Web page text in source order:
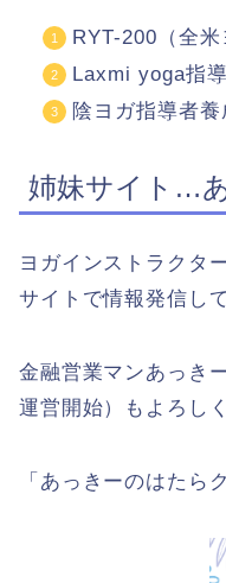
RYT-200（全米
Laxmi yoga指
陰ヨガ指導者
姉妹サイト…
ヨガインストラクタ
サイトで情報発信し
金融営業マンあっき
運営開始）もよろし
「あっきーのはたら